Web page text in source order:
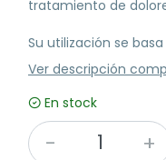
tratamiento de
Su utilización se
Ver descripción
En stock